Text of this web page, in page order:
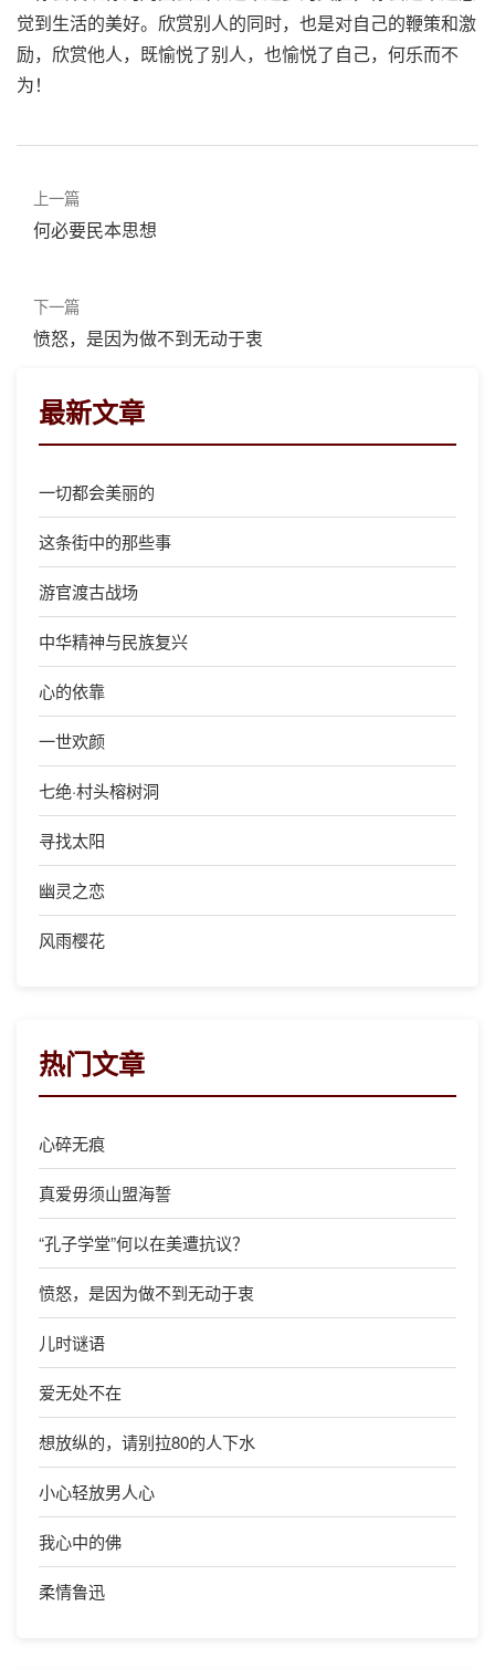
觉到生活的美好。欣赏别人的同时，也是对自己的鞭策和激
励，欣赏他人，既愉悦了别人，也愉悦了自己，何乐而不
为！
上一篇
何必要民本思想
下一篇
愤怒，是因为做不到无动于衷
最新文章
一切都会美丽的
这条街中的那些事
游官渡古战场
中华精神与民族复兴
心的依靠
一世欢颜
七绝·村头榕树洞
寻找太阳
幽灵之恋
风雨樱花
热门文章
心碎无痕
真爱毋须山盟海誓
“孔子学堂”何以在美遭抗议？
愤怒，是因为做不到无动于衷
儿时谜语
爱无处不在
想放纵的，请别拉80的人下水
小心轻放男人心
我心中的佛
柔情鲁迅